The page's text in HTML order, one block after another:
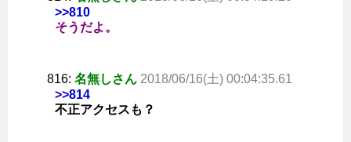
>>810
そうだよ。
816: 名無しさん 2018/06/16(土) 00:04:35.61
>>814
不正アクセスも？